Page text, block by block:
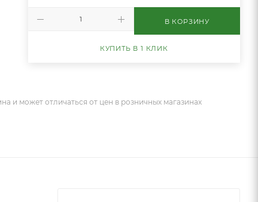
В КОРЗИНУ
КУПИТЬ В 1 КЛИК
и может отличаться от цен в розничных магазинах